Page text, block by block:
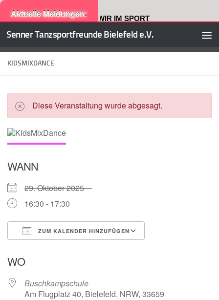
Aktuelle Meldungen:
Neuste Ausgabe: WIR IM SPORT
Zum Inhalt springen
Senner Tanzsportfreunde Bielefeld e.V.
KIDSMIXDANCE
Diese Veranstaltung wurde abgesagt.
WANN
29. Oktober 2025
16:30 - 17:30
ZUM KALENDER HINZUFÜGEN
WO
Buschkampschule
Am Flugplatz 40, Bielefeld, NRW, 33659